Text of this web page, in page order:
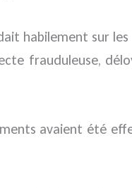
habilement sur
frauduleuse,
avaient été